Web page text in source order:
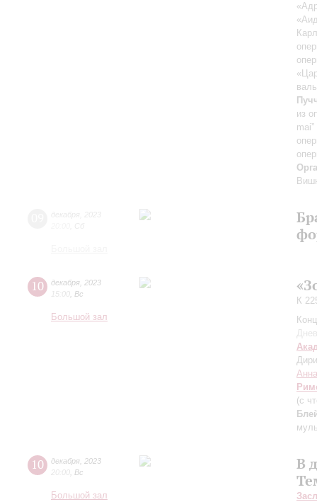
из
10 декабря 2023
15:00 Вс
Большой зал
К
(с
10 декабря 2023
20:00 Вс
Большой зал
В